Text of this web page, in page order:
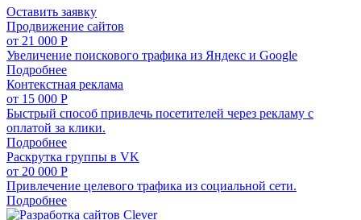
Оставить заявку
Продвижение сайтов
от 21 000 Р
Увеличение поискового трафика из Яндекс и Google
Подробнее
Контекстная реклама
от 15 000 Р
Быстрый способ привлечь посетителей через рекламу с
оплатой за клики.
Подробнее
Раскрутка группы в VK
от 20 000 Р
Привлечение целевого трафика из социальной сети.
Подробнее